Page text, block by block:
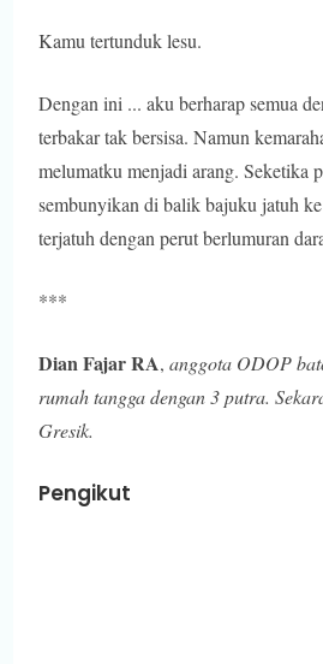
Kamu tertunduk lesu.
Dengan ini ... aku berharap semua
terbakar tak bersisa. Namun
melumatku menjadi arang. Seketika
sembunyikan di balik bajuku jatuh
terjatuh dengan perut berlumuran
***
Dian Fajar RA,anggota ODOP
rumah tangga dengan 3 putra.
Gresik.
Pengikut